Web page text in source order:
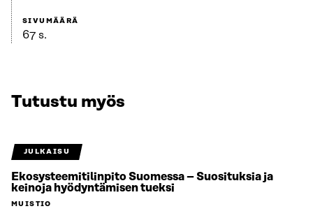
SIVUMÄÄRÄ
67 s.
Tutustu myös
JULKAISU
Ekosysteemitilinpito Suomessa – Suosituksia ja
keinoja hyödyntämisen tueksi
MUISTIO